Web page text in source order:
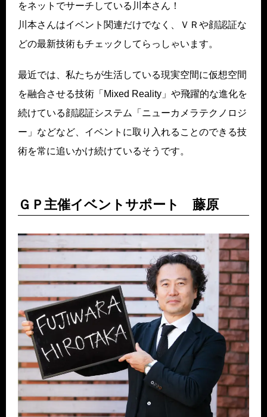
をネットでサーチしている川本さん！
川本さんはイベント関連だけでなく、ＶＲや顔認証な
どの最新技術もチェックしてらっしゃいます。
最近では、私たちが生活している現実空間に仮想空間
を融合させる技術「Mixed Reality」や飛躍的な進化を
続けている顔認証システム「ニューカメラテクノロジ
ー」などなど、イベントに取り入れることのできる技
術を常に追いかけ続けているそうです。
ＧＰ主催イベントサポート 藤原